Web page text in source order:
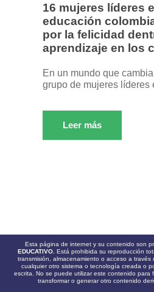
16 mujeres líderes
educación
por la felicidad
aprendizaje en los
En un mundo que
grupo de mujeres líderes
Leer más
Esta página de internet y su contenido son
EDUCATIVO. Está prohibida su reproducción
transmisión, almacenamiento o acceso a
cualquier otro sistema o tecnología creada o
escrita. No se puede utilizar este contenido para
transformar o generar otro contenido